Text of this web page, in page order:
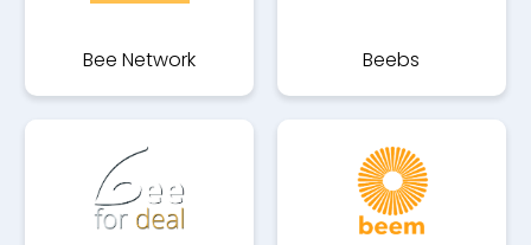
Bee Network Beebs